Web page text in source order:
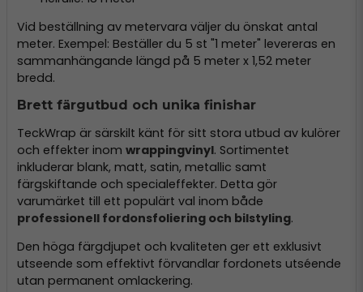
Vid beställning av metervara väljer du önskat antal
meter. Exempel: Beställer du 5 st "1 meter" levereras en
sammanhängande längd på 5 meter x 1,52 meter
bredd.
Brett färgutbud och unika finishar
TeckWrap är särskilt känt för sitt stora utbud av kulörer
och effekter inom wrappingvinyl. Sortimentet
inkluderar blank, matt, satin, metallic samt
färgskiftande och specialeffekter. Detta gör
varumärket till ett populärt val inom både
professionell fordonsfoliering och bilstyling.
Den höga färgdjupet och kvaliteten ger ett exklusivt
utseende som effektivt förvandlar fordonets utséende
utan permanent omlackering.